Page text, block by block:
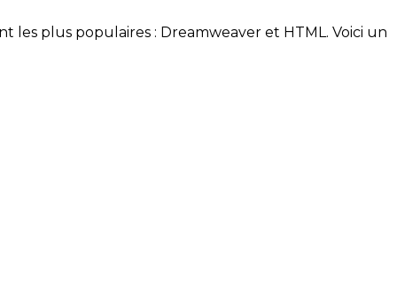
plus populaires : Dreamweaver et HTML. Voici un